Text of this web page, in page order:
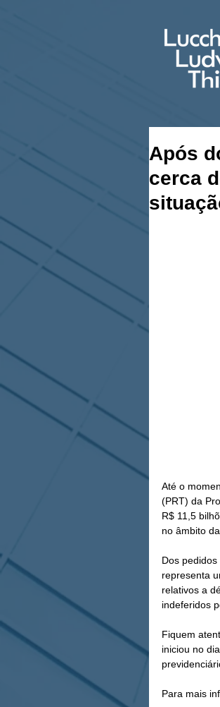
Após
cerca
Até o
(PRT) da
R$ 11,5
no âmbito
Dos
representa
relativos a
indeferidos
Fiquem
iniciou no
Para mais